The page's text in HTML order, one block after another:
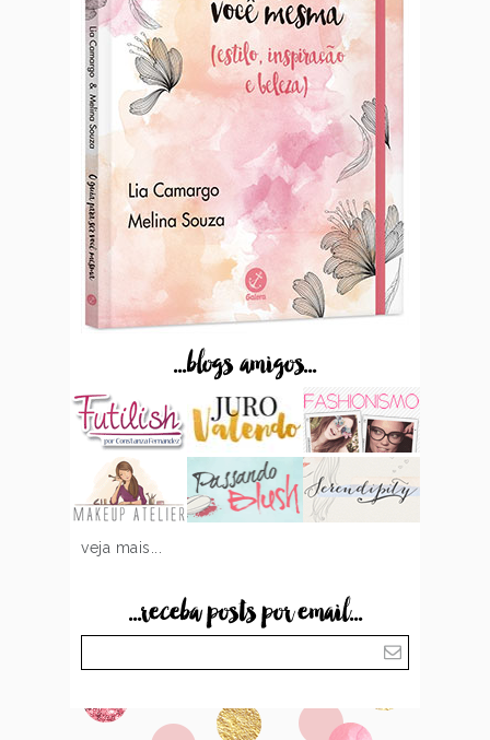
...blogs amigos...
veja mais...
...receba posts por email...